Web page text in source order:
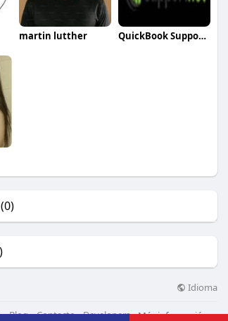
martin lutther QuickBook SupportNet
(0)
Idioma
Blog Contacto Developers Más información